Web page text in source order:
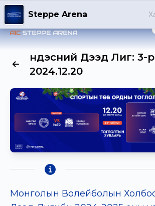
Үндэсний Дээд Лиг: 3-
2024.12.20
Монголын Волейболын
Steppe Arena